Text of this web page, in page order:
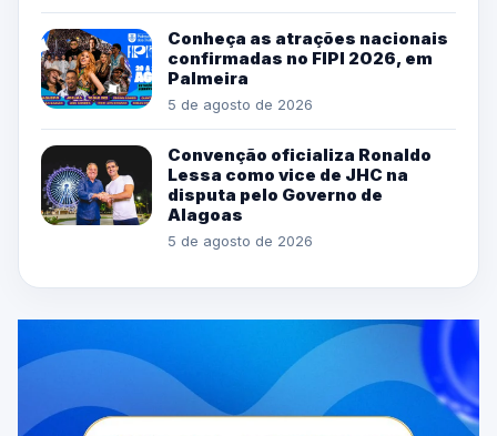
Conheça as atrações nacionais
confirmadas no FIPI 2026, em
Palmeira
5 de agosto de 2026
Convenção oficializa Ronaldo
Lessa como vice de JHC na
disputa pelo Governo de
Alagoas
5 de agosto de 2026